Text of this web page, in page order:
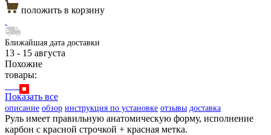
положить в корзину
Ближайшая дата доставки
13 - 15 августа
Похожие
товары:
Показать все
описание обзор инструкция по установке отзывы доставка
Руль имеет правильную анатомическую форму, исполнение
карбон с красной строчкой + красная метка.